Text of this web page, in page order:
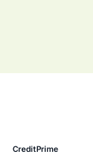
CreditPrime